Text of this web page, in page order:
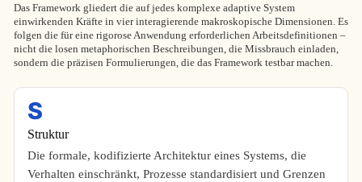
Das Framework gliedert die auf jedes komplexe adaptive System
einwirkenden Kräfte in vier interagierende makroskopische Dimensionen. Es
folgen die für eine rigorose Anwendung erforderlichen Arbeitsdefinitionen –
nicht die losen metaphorischen Beschreibungen, die Missbrauch einladen,
sondern die präzisen Formulierungen, die das Framework testbar machen.
S
Struktur
Die formale, kodifizierte Architektur eines Systems, die
Verhalten einschränkt, Prozesse standardisiert und Grenzen